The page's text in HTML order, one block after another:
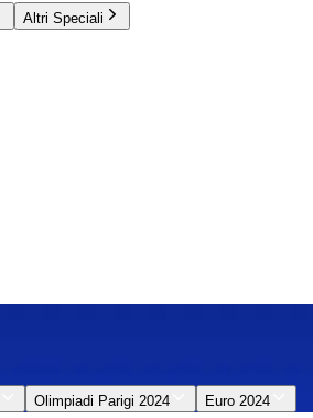
Altri Speciali
Olimpiadi Parigi 2024 Euro 2024